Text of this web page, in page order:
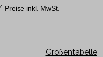
Preise inkl. MwSt.
Größentabelle